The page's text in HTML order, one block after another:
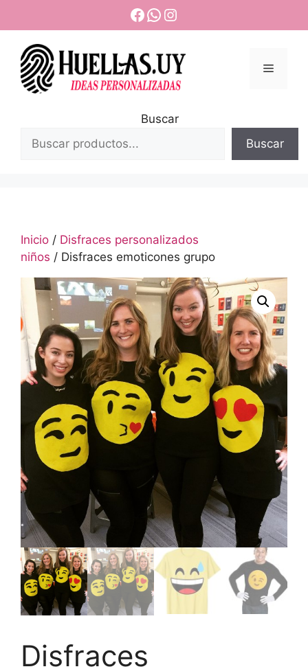
contenido
Facebook
WhatsApp
Instagram
Menú
Buscar
Buscar
Inicio / Disfraces personalizados
niños / Disfraces emoticones grupo
Disfraces